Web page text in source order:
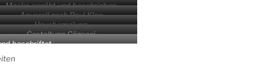
Mas­ke genäht und beschrieben
Aqua­rell nach Paul Klee
Haus­be­ma­lung
Gestal­tung Gänseei
beschriftet